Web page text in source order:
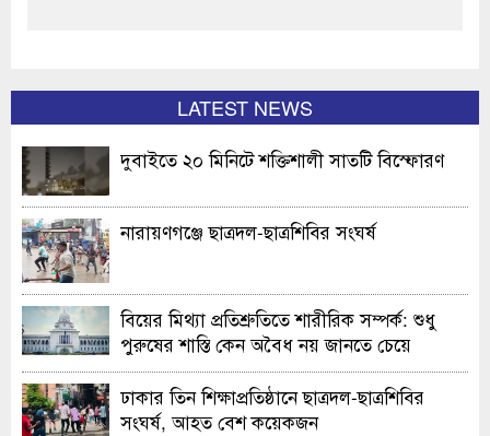
LATEST NEWS
দুবাইতে ২০ মিনিটে শক্তিশালী সাতটি বিস্ফোরণ
নারায়ণগঞ্জে ছাত্রদল-ছাত্রশিবির সংঘর্ষ
বিয়ের মিথ্যা প্রতিশ্রুতিতে শারীরিক সম্পর্ক: শুধু
পুরুষের শাস্তি কেন অবৈধ নয় জানতে চেয়ে
হাইকোর্টের রুল
ঢাকার তিন শিক্ষাপ্রতিষ্ঠানে ছাত্রদল-ছাত্রশিবির
সংঘর্ষ, আহত বেশ কয়েকজন